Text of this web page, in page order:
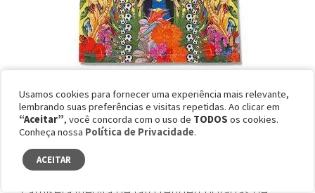
Foto: Divulgação
A grife italiana inovou e surfou na onda do
momento para faturar. Não se sabe se a
Usamos cookies para fornecer uma experiência mais relevante,
lembrando suas preferências e visitas repetidas. Ao clicar em
“Aceitar”, você concorda com o uso de TODOS os cookies.
Conheça nossa Política de Privacidade.
ACEITAR